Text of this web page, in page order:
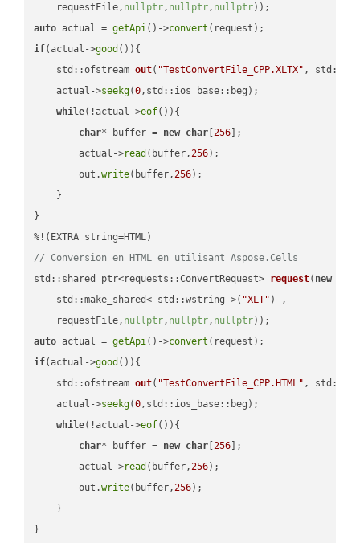
    requestFile,
nullptr, nullptr, nullptr))
auto actual = getApi()->convert
if(actual->good ()){
std::ofstream out( "TestConvertFile_CPP.XLTX" ,
    actual->
seekg(0,std::ios_base::beg);
while(!actual->eof()){
char* buffer = new char [256 ];
        actual->
read (buffer,256);
        out.
write(buffer,256);
    }
}
// Conversion en HTML en utilisant Aspose.Cells
std::shared_ptr<requests::ConvertRequest> request( new
    std::make_shared< std::wstring >(
"XLT" ) ,
    requestFile,
nullptr, nullptr, nullptr))
auto actual = getApi()->convert
if(actual->good ()){
std::ofstream out( "TestConvertFile_CPP.HTML" ,
    actual->
seekg(0,std::ios_base::beg);
while(!actual->eof()){
char* buffer = new char [256 ];
        actual->
read (buffer,256);
        out.
write(buffer,256);
    }
}